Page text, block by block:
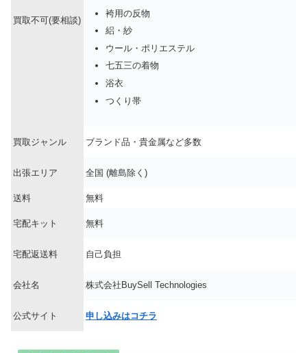
買取不可(要相談)
袴用の反物
絽・紗
ウール・ポリエステル
七五三の着物
浴衣
つくり帯
買取ジャンル ブランド品・貴金属など多数
出張エリア 全国 (離島除く)
送料 無料
宅配キット 無料
宅配返送料 自己負担
会社名 株式会社BuySell Technologies
公式サイト 申し込みはコチラ